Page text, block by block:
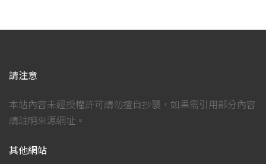
請注意
本站內容未經授權許可請勿擅自抄襲，如果需引用部分內容
請註明來源網址。
其他網站